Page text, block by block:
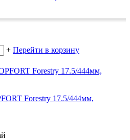
+ Перейти в корзину
Forestry 17.5/444мм,